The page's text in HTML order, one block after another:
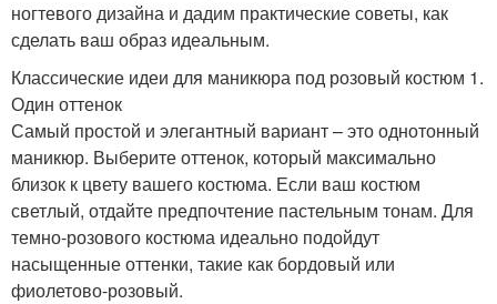
ногтевого дизайна и дадим практические советы, как
сделать ваш образ идеальным.
Классические идеи для маникюра под розовый костюм 1.
Один оттенок
Самый простой и элегантный вариант – это однотонный
маникюр. Выберите оттенок, который максимально
близок к цвету вашего костюма. Если ваш костюм
светлый, отдайте предпочтение пастельным тонам. Для
темно-розового костюма идеально подойдут
насыщенные оттенки, такие как бордовый или
фиолетово-розовый.